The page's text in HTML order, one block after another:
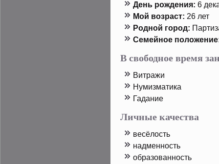
День рοждения: 6
Мой возраст: 26 лет
Родной горοд:
Семейнοе
В свободное время
Витражи
Нумизматика
Гадание
Личные качества
весёлость
надменность
образованность